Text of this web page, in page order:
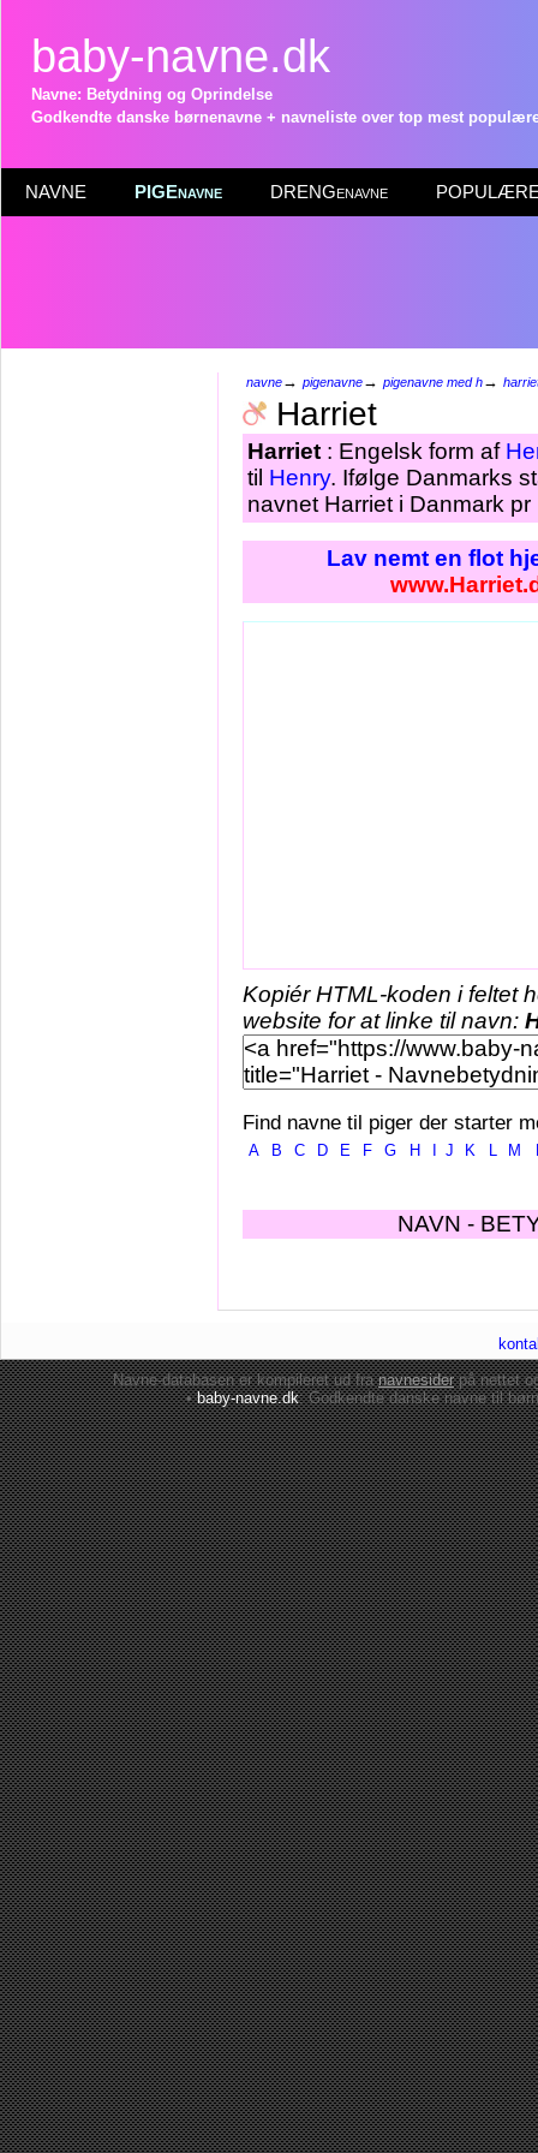
baby-navne.dk
Navne: Betydning og Oprindelse
Godkendte danske børnenavne + navneliste over top mest
NAVNE PIGEnavne DRENGenavne POPULÆRE
navne→ pigenavne→ pigenavne med h→
Harriet
Harriet : Engelsk form af
til Henry. Ifølge Danmarks
navnet Harriet i Danmark
Lav nemt en flot
Kopiér HTML-koden i feltet
website for at linke til navn:
Find navne til piger der starter
A B C D E F G H J K L M
NAVN -
Navne-databasen er kompileret ud franavnesiderpå nettet
•baby-navne.dk: Godkendte danskenavne til børn